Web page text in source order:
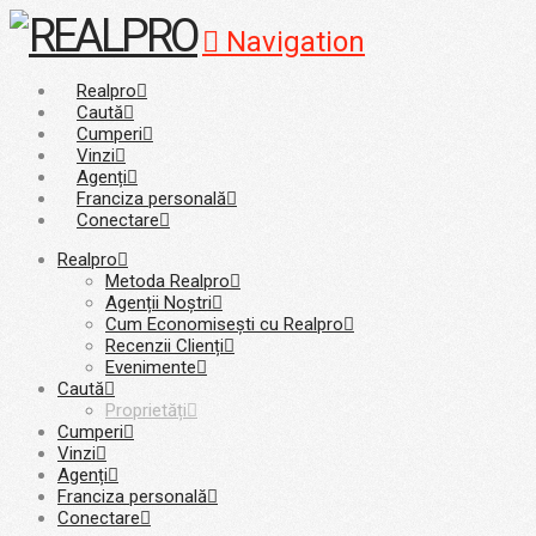
Navigation
Realpro
Caută
Cumperi
Vinzi
Agenți
Franciza personală
Conectare
Realpro
Metoda Realpro
Agenții Noștri
Cum Economisești cu Realpro
Recenzii Clienți
Evenimente
Caută
Proprietăți
Cumperi
Vinzi
Agenți
Franciza personală
Conectare